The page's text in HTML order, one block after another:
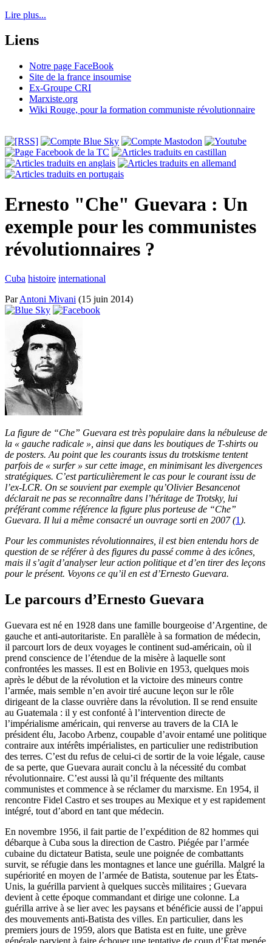
Lire plus...
Liens
Notre page FaceBook
Site de la france insoumise
Ex-Groupe CRI
Marxiste.org
Wiki Rouge, pour la formation communiste révolutionnaire
Ernesto "Che" Guevara : Un
exemple pour les communistes
révolutionnaires ?
Cuba histoire international
ParAntoni Mivani (15 juin 2014)
La figure de “Che” Guevara est très populaire dans la nébuleuse de
la « gauche radicale », ainsi que dans les boutiques de T-shirts ou
de posters. Au point que les courants issus du trotskisme tentent
parfois de « surfer » sur cette image, en minimisant les divergences
stratégiques. C’est particulièrement le cas pour le courant issu de
l’ex-LCR. On se souvient par exemple qu’Olivier Besancenot
déclarait ne pas se reconnaître dans l’héritage de Trotsky, lui
préférant comme référence la figure plus porteuse de “Che”
Guevara. Il lui a même consacré un ouvrage sorti en 2007 (1 ).
Pour les communistes révolutionnaires, il est bien entendu hors de
question de se référer à des figures du passé comme à des icônes,
mais il s’agit d’analyser leur action politique et d’en tirer des leçons
pour le présent. Voyons ce qu’il en est d’Ernesto Guevara.
Le parcours d’Ernesto Guevara
Guevara est né en 1928 dans une famille bourgeoise d’Argentine, de
gauche et anti-autoritariste. En parallèle à sa formation de médecin,
il parcourt lors de deux voyages le continent sud-américain, où il
prend conscience de l’étendue de la misère à laquelle sont
confrontées les masses. Il est en Bolivie en 1953, quelques mois
après le début de la révolution et la victoire des mineurs contre
l’armée, mais semble n’en avoir tiré aucune leçon sur le rôle
dirigeant de la classe ouvrière dans la révolution. Il se rend ensuite
au Guatemala : il y est confonté à l’intervention directe de
l’impérialisme américain, qui renverse au travers de la CIA le
président élu, Jacobo Arbenz, coupable d’avoir entamé une politique
contraire aux intérêts impérialistes, en particulier une redistribution
des terres. C’est du refus de celui-ci de sortir de la voie légale, cause
de sa perte, que Guevara aurait conclu à la nécessité du combat
révolutionnaire. C’est aussi là qu’il fréquente des miltants
communistes et commence à se réclamer du marxisme. En 1954, il
rencontre Fidel Castro et ses troupes au Mexique et y est rapidement
intégré, tout d’abord en tant que médecin.
En novembre 1956, il fait partie de l’expédition de 82 hommes qui
débarque à Cuba sous la direction de Castro. Piégée par l’armée
cubaine du dictateur Batista, seule une poignée de combattants
survit, se réfugie dans les montagnes et lance une guérilla. Malgré la
supériorité en moyen de l’armée de Batista, soutenue par les États-
Unis, la guérilla parvient à quelques succès militaires ; Guevara
devient à cette époque commandant et dirige une colonne. La
guérilla arrive à se lier avec les paysans et bénéficie aussi de l’appui
des mouvements anti-Batista des villes. En particulier, dans les
premiers jours de 1959, alors que Batista est en fuite, une grève
générale parvient à faire échouer une tentative de coup d’État menée